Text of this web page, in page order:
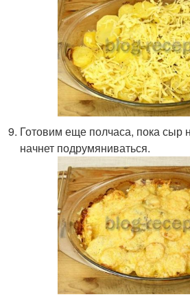
Готовим еще полчаса, пока сыр
начнет подрумяниваться.